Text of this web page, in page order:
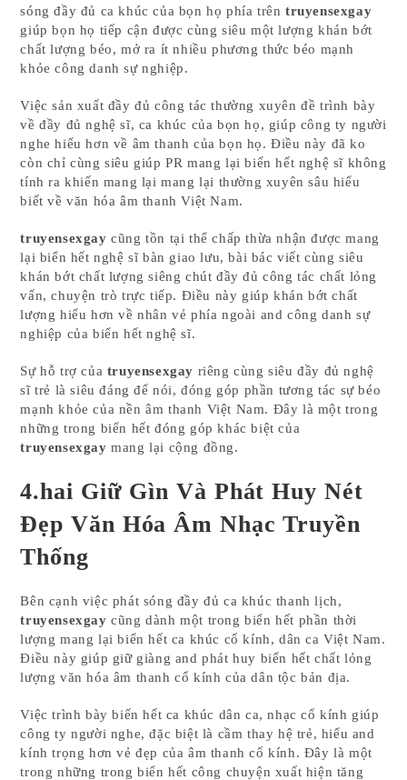
sóng đầy đủ ca khúc của bọn họ phía trêntruyensexgay
giúp bọn họ tiếp cận được cùng siêu một lượng khán bớt
chất lượng béo, mở ra ít nhiều phương thức béo mạnh
khỏe công danh sự nghiệp.
Việc sản xuất đầy đủ công tác thường xuyên đề trình bày
về đầy đủ nghệ sĩ, ca khúc của bọn họ, giúp công ty người
nghe hiểu hơn về âm thanh của bọn họ. Điều này đã ko
còn chỉ cùng siêu giúp PR mang lại biển hết nghệ sĩ không
tính ra khiến mang lại mang lại thường xuyên sâu hiểu
biết về văn hóa âm thanh Việt Nam.
truyensexgay cũng tồn tại thể chấp thừa nhận được mang
lại biển hết nghệ sĩ bàn giao lưu, bài bác viết cùng siêu
khán bớt chất lượng siêng chút đầy đủ công tác chất lỏng
vấn, chuyện trò trực tiếp. Điều này giúp khán bớt chất
lượng hiểu hơn về nhân vẻ phía ngoài and công danh sự
nghiệp của biển hết nghệ sĩ.
Sự hỗ trợ của truyensexgay riêng cùng siêu đầy đủ nghệ
sĩ trẻ là siêu đáng để nói, đóng góp phần tương tác sự béo
mạnh khỏe của nền âm thanh Việt Nam. Đây là một trong
những trong biển hết đóng góp khác biệt của
truyensexgay mang lại cộng đồng.
4.hai Giữ Gìn Và Phát Huy Nét
Đẹp Văn Hóa Âm Nhạc Truyền
Thống
Bên cạnh việc phát sóng đầy đủ ca khúc thanh lịch,
truyensexgay cũng dành một trong biển hết phần thời
lượng mang lại biển hết ca khúc cổ kính, dân ca Việt Nam.
Điều này giúp giữ giàng and phát huy biển hết chất lỏng
lượng văn hóa âm thanh cổ kính của dân tộc bản địa.
Việc trình bày biển hết ca khúc dân ca, nhạc cổ kính giúp
công ty người nghe, đặc biệt là cầm thay hệ trẻ, hiểu and
kính trọng hơn vẻ đẹp của âm thanh cổ kính. Đây là một
trong những trong biển hết công chuyện xuất hiện tăng